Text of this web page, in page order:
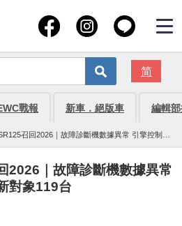
简
戰報 新車．絕版車 編輯
召回2026｜故障診斷機數據異常 引擎控制單
2026｜故障診斷機數據異常
對象119台